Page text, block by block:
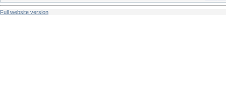
Full website version